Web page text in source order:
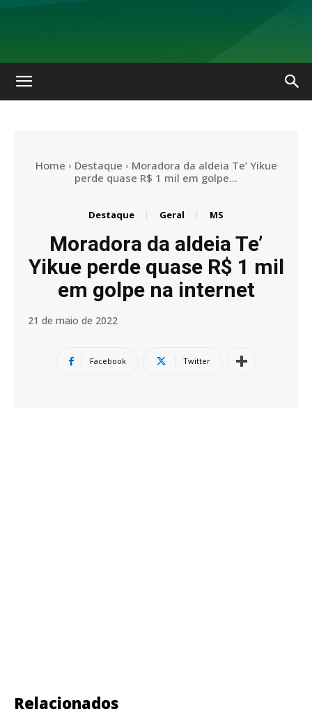
No
Home Destaque
Moradora da aldeia Te’ Yikue
perde quase R$ 1 mil em golpe...
Destaque Geral MS
Moradora da aldeia Te’
Yikue perde quase R$ 1 mil
em golpe na internet
21 de maio de 2022
Facebook Twitter
Relacionados